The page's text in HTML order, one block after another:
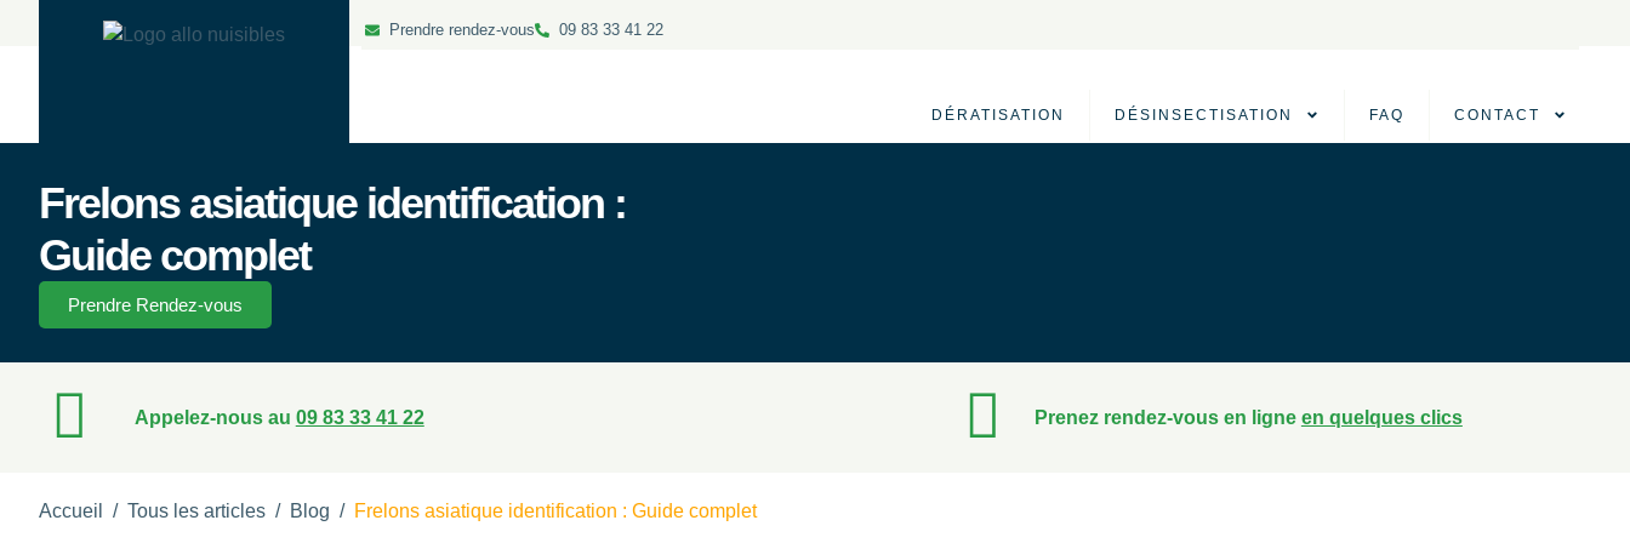
Prendre rendez-vous 09 83 33 41 22
DÉRATISATION DÉSINSECTISATION FAQ CONTACT
Frelons asiatique identification :
Guide complet
Prendre Rendez-vous
Appelez-nous au 09 83 33 41 22 Prenez rendez-vous en ligne en quelques clics
Accueil / Tous les articles / Blog / Frelons asiatique identification : Guide complet